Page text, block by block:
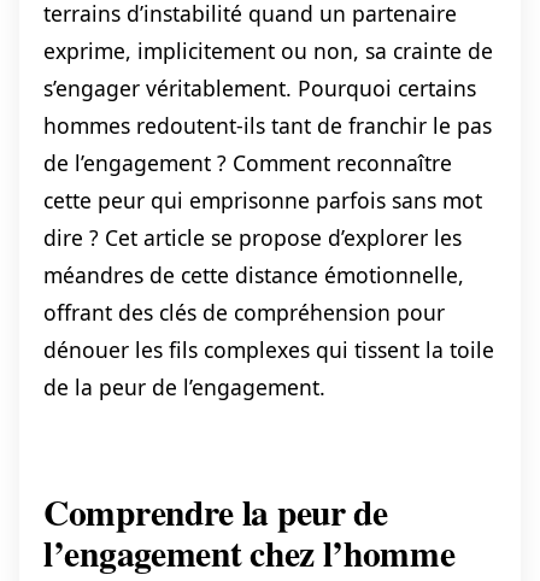
terrains d’instabilité quand un partenaire
exprime, implicitement ou non, sa crainte de
s’engager véritablement. Pourquoi certains
hommes redoutent-ils tant de franchir le pas
de l’engagement ? Comment reconnaître
cette peur qui emprisonne parfois sans mot
dire ? Cet article se propose d’explorer les
méandres de cette distance émotionnelle,
offrant des clés de compréhension pour
dénouer les fils complexes qui tissent la toile
de la peur de l’engagement.
Comprendre la peur de
l’engagement chez l’homme